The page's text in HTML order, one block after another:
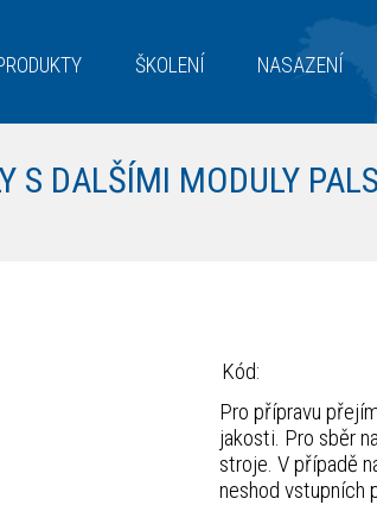
ŠKOLENÍ NASAZENÍ
S DALŠÍMI MODULY
Kód:
Pro přípravu
jakosti. Pro sběr
stroje. V případě
neshod vstupních